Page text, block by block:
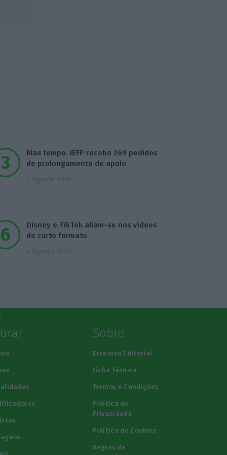
Mau tempo. IEFP recebe 269 pedidos
de prolongamento de apoio
4 Agosto 2026
Disney e TikTok aliam-se nos vídeos
de curto formato
5 Agosto 2026
Sobre
Estatuto Editorial
Ficha Técnica
Termos e Condições
Política de
Privacidade
Política de Cookies
Regras da